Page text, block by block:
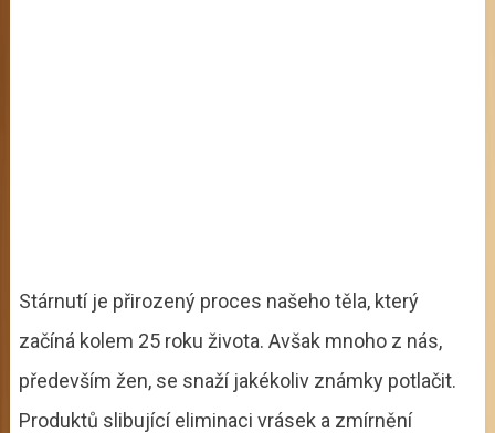
Stárnutí je přirozený proces našeho těla, který
začíná kolem 25 roku života. Avšak mnoho z nás,
především žen, se snaží jakékoliv známky potlačit.
Produktů slibující eliminaci vrásek a zmírnění